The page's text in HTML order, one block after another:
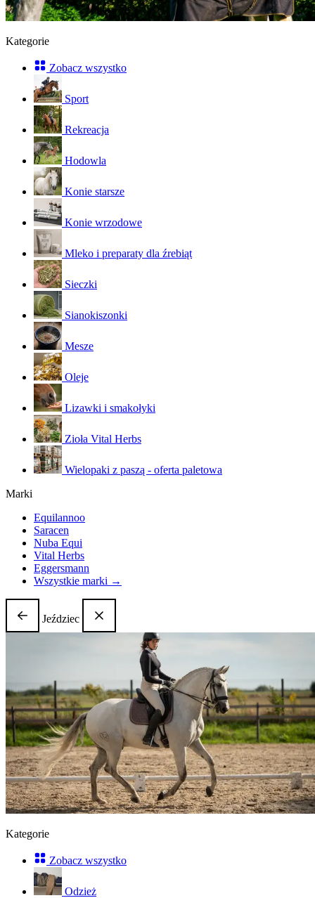
Kategorie
Zobacz wszystko
Sport
Rekreacja
Hodowla
Konie starsze
Konie wrzodowe
Mleko i preparaty dla źrebiąt
Sieczki
Sianokiszonki
Mesze
Oleje
Lizawki i smakołyki
Zioła Vital Herbs
Wielopaki z paszą - oferta paletowa
Marki
Equilannoo
Saracen
Nuba Equi
Vital Herbs
Eggersmann
Wszystkie marki →
Jeździec
Kategorie
Zobacz wszystko
Odzież